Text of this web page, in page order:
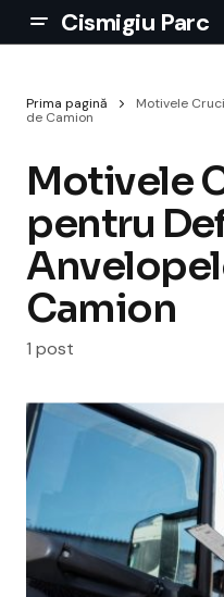
Cismigiu Parc
Prima pagină
Motivele
de Camion
Motivele
pentru
Camion
1 post